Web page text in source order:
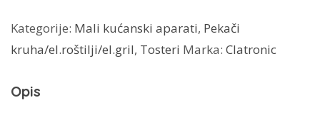
MG
3519
Kategorije: Mali kućanski aparati, Pekači
kruha/el.roštilji/el.gril, Tosteri Marka: Clatronic
Opis